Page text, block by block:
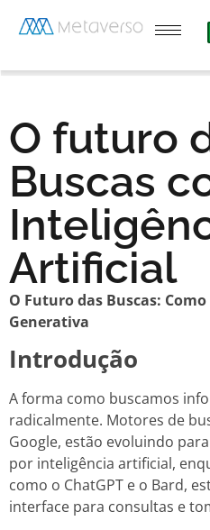
O futuro
Buscas
Artificial
O Futuro das Buscas:
Generativa
Introdução
A forma como buscamos
radicalmente. Motores de
Google, estão evoluindo
por inteligência artificial,
como o ChatGPT e o Bard,
interface para consultas e